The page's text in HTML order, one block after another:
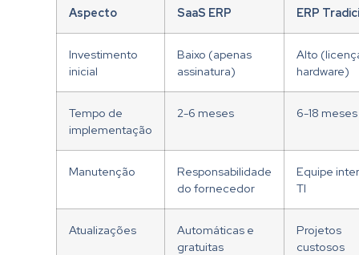
Aspecto SaaS ERP ERP
Investimento
inicial
Baixo (apenas
assinatura)
Alto
hardware)
Tempo de
implementação
2-6 meses 6-18 meses
Manutenção
Responsabilidade
do fornecedor
Equipe
TI
Atualizações
Automáticas e
gratuitas
Projetos
custosos